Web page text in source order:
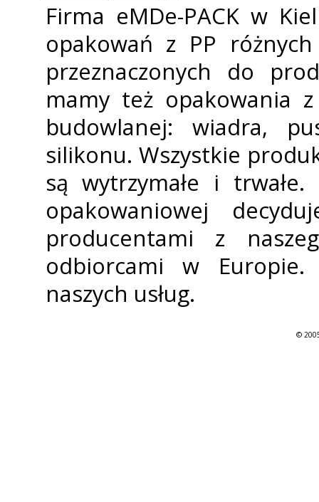
Firma eMDe-PACK w
opakowań z PP
przeznaczonych do
mamy też opakowania
budowlanej: wiadra,
silikonu. Wszystkie
są wytrzymałe i
opakowaniowej
producentami z
odbiorcami w
naszych usług.
©